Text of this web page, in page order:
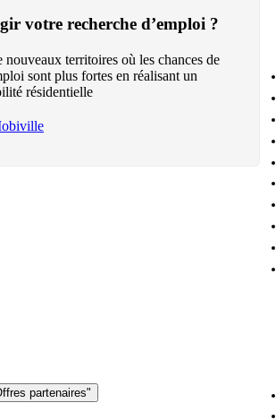
votre recherche d’emploi ?
nouveaux territoires où les chances de
sont plus fortes en réalisant un
résidentielle
partenaires"